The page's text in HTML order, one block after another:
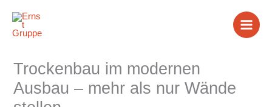
Inhalt
springen
Trockenbau im modernen
Ausbau – mehr als nur Wände